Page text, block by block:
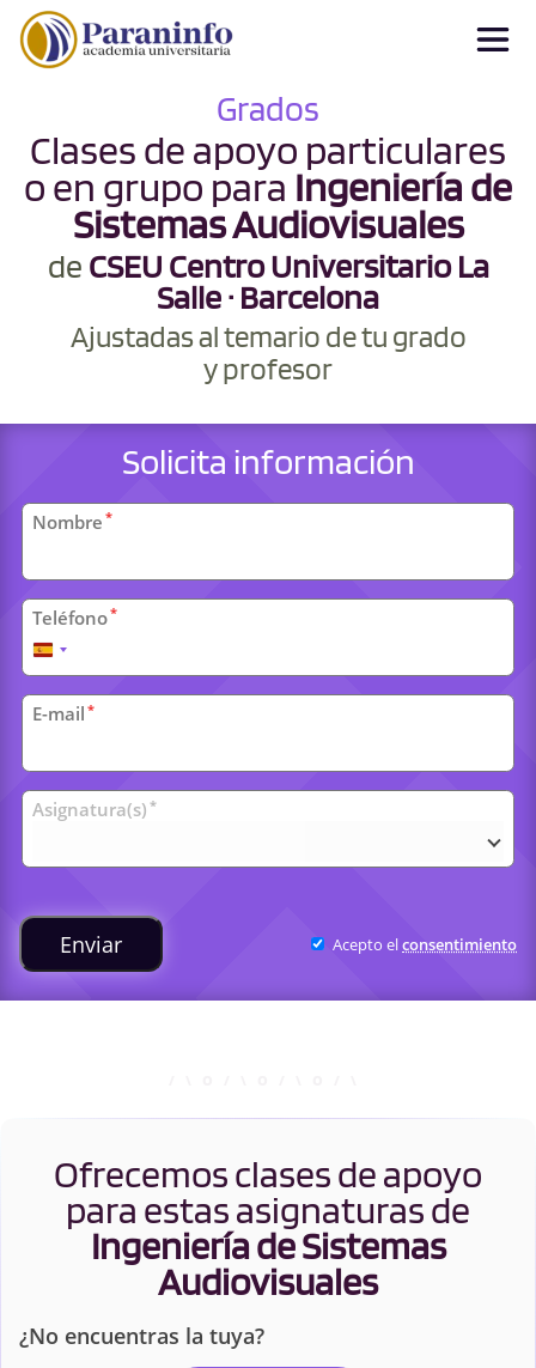
Grados
Clases de apoyo particulares
o en grupo para Ingeniería de
Sistemas Audiovisuales
de CSEU Centro Universitario La
Salle · Barcelona
Ajustadas al temario de tu grado
y profesor
Solicita información
Datos
personales
Nombre *
Teléfono*
España
+34
E-mail *
Clases
universitarias
Asignatura(s) *
Enviar Acepto elconsentimiento
Ofrecemos clases de apoyo
para estas asignaturas de
Ingeniería de Sistemas
Audiovisuales
¿No encuentras la tuya?